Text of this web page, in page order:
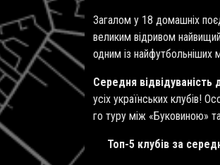
Загалом у 18 домашніх
великим відривом
одним із найфутбольніших
Середня
усіх українських клубів!
го туру між «Буковиною»
Топ-5 клубів за